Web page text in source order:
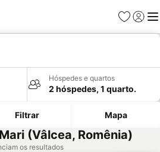
Favoritos
Iniciar
Hóspedes e quartos
2 hóspedes, 1 quarto.
Filtrar Mapa
(Vâlcea, Romênia)
os resultados